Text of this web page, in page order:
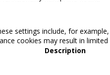
settings include, for
cookies may result in
Description